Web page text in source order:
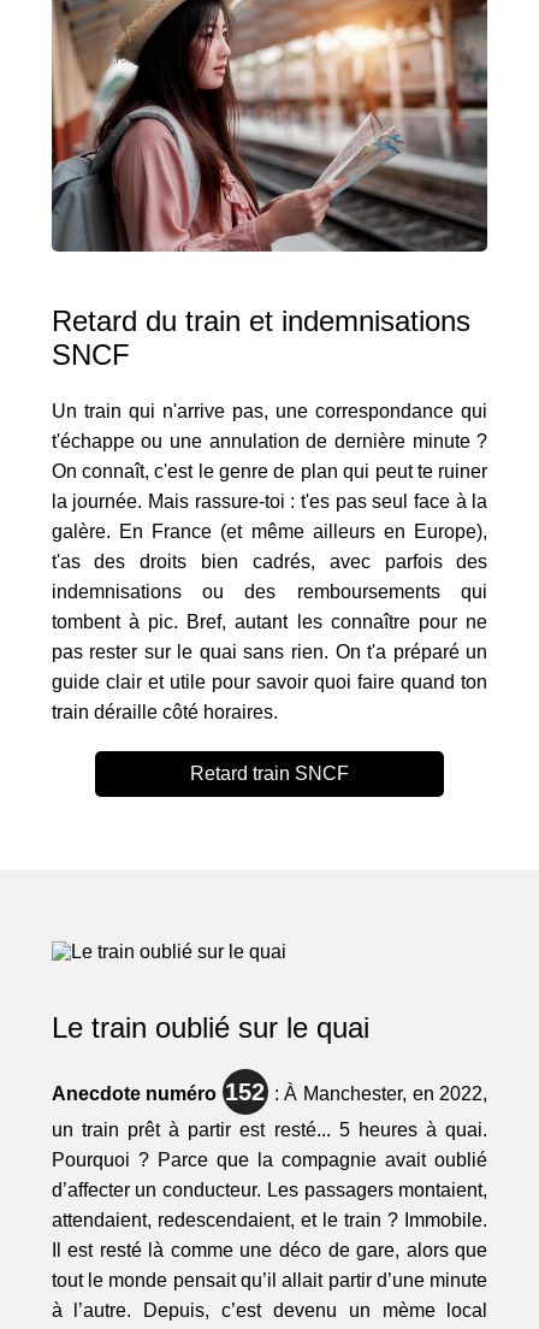
Retard du train et indemnisations
SNCF
Un train qui n'arrive pas, une correspondance qui
t'échappe ou une annulation de dernière minute ?
On connaît, c'est le genre de plan qui peut te ruiner
la journée. Mais rassure-toi : t'es pas seul face à la
galère. En France (et même ailleurs en Europe),
t'as des droits bien cadrés, avec parfois des
indemnisations ou des remboursements qui
tombent à pic. Bref, autant les connaître pour ne
pas rester sur le quai sans rien. On t'a préparé un
guide clair et utile pour savoir quoi faire quand ton
train déraille côté horaires.
Retard train SNCF
Le train oublié sur le quai
Anecdote numéro 152: À Manchester, en 2022,
un train prêt à partir est resté... 5 heures à quai.
Pourquoi ? Parce que la compagnie avait oublié
d’affecter un conducteur. Les passagers montaient,
attendaient, redescendaient, et le train ? Immobile.
Il est resté là comme une déco de gare, alors que
tout le monde pensait qu’il allait partir d’une minute
à l’autre. Depuis, c’est devenu un mème local